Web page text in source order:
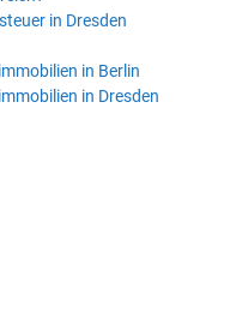
in Dresden
in Berlin
in Dresden